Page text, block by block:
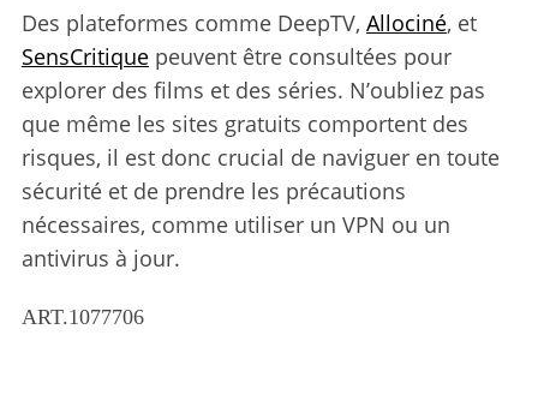
Des plateformes comme DeepTV, Allociné, et
SensCritiquepeuvent être consultées pour
explorer des films et des séries. N’oubliez pas
que même les sites gratuits comportent des
risques, il est donc crucial de naviguer en toute
sécurité et de prendre les précautions
nécessaires, comme utiliser un VPN ou un
antivirus à jour.
ART.1077706